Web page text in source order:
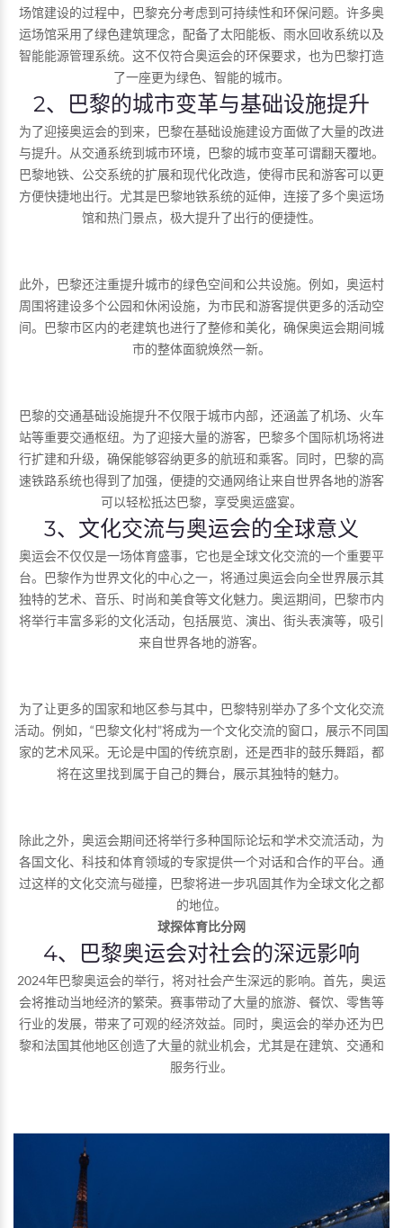
场馆建设的过程中，巴黎充分考虑到可持续性和环保问题。许多奥
运场馆采用了绿色建筑理念，配备了太阳能板、雨水回收系统以及
智能能源管理系统。这不仅符合奥运会的环保要求，也为巴黎打造
了一座更为绿色、智能的城市。
2、巴黎的城市变革与基础设施提升
为了迎接奥运会的到来，巴黎在基础设施建设方面做了大量的改进
与提升。从交通系统到城市环境，巴黎的城市变革可谓翻天覆地。
巴黎地铁、公交系统的扩展和现代化改造，使得市民和游客可以更
方便快捷地出行。尤其是巴黎地铁系统的延伸，连接了多个奥运场
馆和热门景点，极大提升了出行的便捷性。
此外，巴黎还注重提升城市的绿色空间和公共设施。例如，奥运村
周围将建设多个公园和休闲设施，为市民和游客提供更多的活动空
间。巴黎市区内的老建筑也进行了整修和美化，确保奥运会期间城
市的整体面貌焕然一新。
巴黎的交通基础设施提升不仅限于城市内部，还涵盖了机场、火车
站等重要交通枢纽。为了迎接大量的游客，巴黎多个国际机场将进
行扩建和升级，确保能够容纳更多的航班和乘客。同时，巴黎的高
速铁路系统也得到了加强，便捷的交通网络让来自世界各地的游客
可以轻松抵达巴黎，享受奥运盛宴。
3、文化交流与奥运会的全球意义
奥运会不仅仅是一场体育盛事，它也是全球文化交流的一个重要平
台。巴黎作为世界文化的中心之一，将通过奥运会向全世界展示其
独特的艺术、音乐、时尚和美食等文化魅力。奥运期间，巴黎市内
将举行丰富多彩的文化活动，包括展览、演出、街头表演等，吸引
来自世界各地的游客。
为了让更多的国家和地区参与其中，巴黎特别举办了多个文化交流
活动。例如，“巴黎文化村”将成为一个文化交流的窗口，展示不同国
家的艺术风采。无论是中国的传统京剧，还是西非的鼓乐舞蹈，都
将在这里找到属于自己的舞台，展示其独特的魅力。
除此之外，奥运会期间还将举行多种国际论坛和学术交流活动，为
各国文化、科技和体育领域的专家提供一个对话和合作的平台。通
过这样的文化交流与碰撞，巴黎将进一步巩固其作为全球文化之都
的地位。
球探体育比分网
4、巴黎奥运会对社会的深远影响
2024年巴黎奥运会的举行，将对社会产生深远的影响。首先，奥运
会将推动当地经济的繁荣。赛事带动了大量的旅游、餐饮、零售等
行业的发展，带来了可观的经济效益。同时，奥运会的举办还为巴
黎和法国其他地区创造了大量的就业机会，尤其是在建筑、交通和
服务行业。